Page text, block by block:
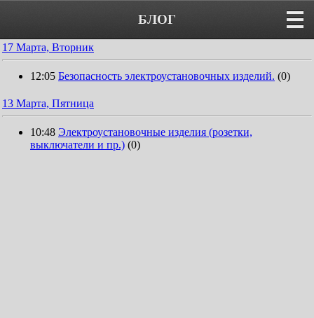
БЛОГ
17 Марта, Вторник
12:05 Безопасность электроустановочных изделий. (0)
13 Марта, Пятница
10:48 Электроустановочные изделия (розетки,
выключатели и пр.) (0)